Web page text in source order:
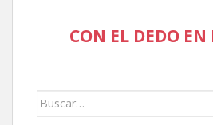
CON EL DEDO
Buscar: